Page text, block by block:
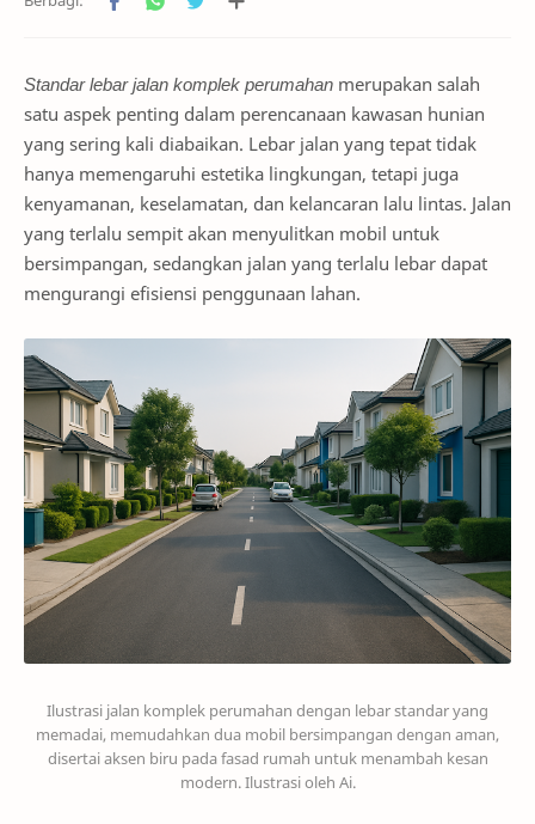
Standar lebar jalan komplek perumahan merupakan salah
satu aspek penting dalam perencanaan kawasan hunian
yang sering kali diabaikan. Lebar jalan yang tepat tidak
hanya memengaruhi estetika lingkungan, tetapi juga
kenyamanan, keselamatan, dan kelancaran lalu lintas. Jalan
yang terlalu sempit akan menyulitkan mobil untuk
bersimpangan, sedangkan jalan yang terlalu lebar dapat
mengurangi efisiensi penggunaan lahan.
Ilustrasi jalan komplek perumahan dengan lebar standar yang
memadai, memudahkan dua mobil bersimpangan dengan aman,
disertai aksen biru pada fasad rumah untuk menambah kesan
modern. Ilustrasi oleh Ai.